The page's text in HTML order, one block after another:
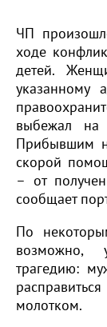
ЧП
ходе
детей.
указанному
выбежал
Прибывшим
скорой
– от
сообщает
По
возможно,
трагедию:
молотком.